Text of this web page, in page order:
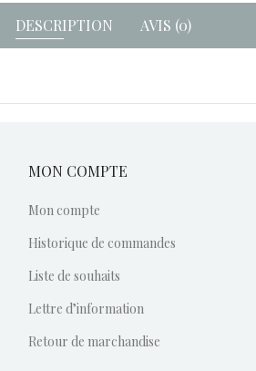
DESCRIPTION AVIS (0)
MON COMPTE
Mon compte
Historique de commandes
Liste de souhaits
Lettre d’information
Retour de marchandise